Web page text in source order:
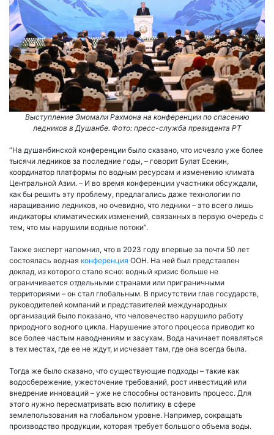
Выступление Эмомали Рахмона на конференции по спасению
ледников в Душанбе. Фото: пресс-служба президента РТ
“На душанбинской конференции было сказано, что исчезло уже более
тысячи ледников за последние годы, – говорит Булат Есекин,
координатор платформы по водным ресурсам и изменению климата
Центральной Азии. – И во время конференции участники обсуждали,
как бы решить эту проблему, предлагались даже технологии по
наращиванию ледников, но очевидно, что ледники – это всего лишь
индикаторы климатических изменений, связанных в первую очередь с
тем, что мы нарушили водные потоки”.
Также эксперт напомнил, что в 2023 году впервые за почти 50 лет
состоялась водная конференция ООН. На ней был представлен
доклад, из которого стало ясно: водный кризис больше не
ограничивается отдельными странами или приграничными
территориями – он стал глобальным. В присутствии глав государств,
руководителей компаний и представителей международных
организаций было показано, что человечество нарушило работу
природного водного цикла. Нарушение этого процесса приводит ко
все более частым наводнениям и засухам. Вода начинает появляться
в тех местах, где ее не ждут, и исчезает там, где она всегда была.
Тогда же было сказано, что существующие подходы – такие как
водосбережение, ужесточение требований, рост инвестиций или
внедрение инноваций – уже не способны остановить процесс. Для
этого нужно пересматривать всю политику в сфере
землепользования на глобальном уровне. Например, сокращать
производство продукции, которая требует большого объема воды.